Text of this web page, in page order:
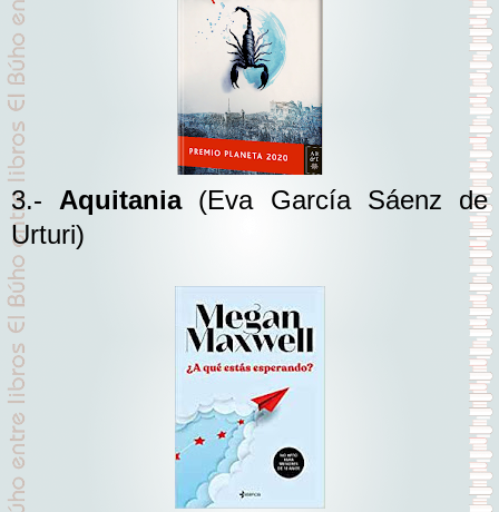
3.- Aquitania(Eva García Sáenz de
Urturi)